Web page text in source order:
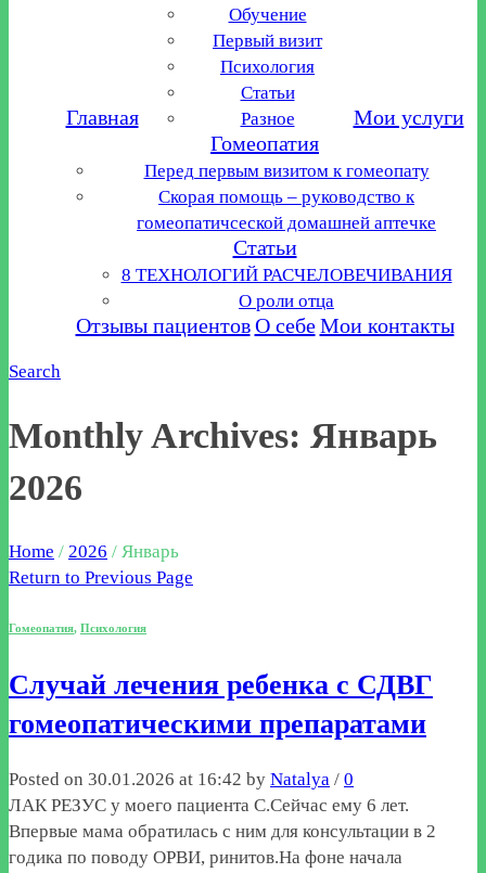
Главная
Обучение
Первый визит
Психология
Статьи
Разное
Мои услуги
Гомеопатия
Перед первым визитом к гомеопату
Скорая помощь – руководство к
гомеопатичсеской домашней аптечке
Статьи
8 ТЕХНОЛОГИЙ РАСЧЕЛОВЕЧИВАНИЯ
О роли отца
Отзывы пациентов О себе Мои контакты
Search
Monthly Archives: Январь
2026
Home / 2026 / Январь
Return to Previous Page
Гомеопатия, Психология
Случай лечения ребенка с СДВГ
гомеопатическими препаратами
Posted on 30.01.2026 at 16:42 by Natalya / 0
ЛАК РЕЗУС у моего пациента С.Сейчас ему 6 лет.
Впервые мама обратилась с ним для консультации в 2
годика по поводу ОРВИ, ринитов.На фоне начала